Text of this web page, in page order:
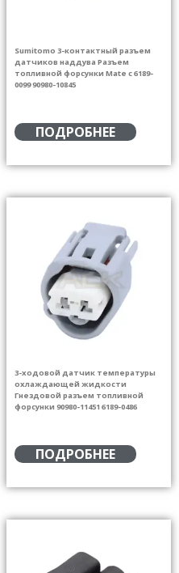
Sumitomo 3-контактный разъем
датчиков наддува Разъем
топливной форсунки Mate с 6189-
0099 90980-10845
ПОДРОБНЕЕ
3-ходовой датчик температуры
охлаждающей жидкости
Гнездовой разъем топливной
форсунки 90980-11451 6189-0486
ПОДРОБНЕЕ